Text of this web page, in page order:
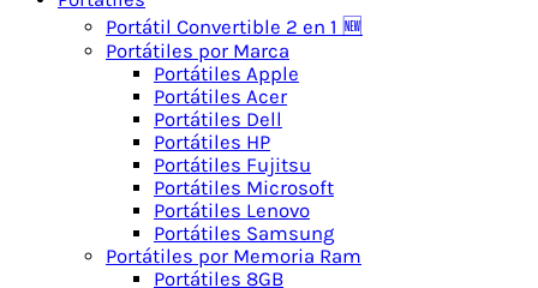
Portátil Convertible 2 en 1 🆕
Portátiles por Marca
Portátiles Apple
Portátiles Acer
Portátiles Dell
Portátiles HP
Portátiles Fujitsu
Portátiles Microsoft
Portátiles Lenovo
Portátiles Samsung
Portátiles por Memoria Ram
Portátiles 8GB